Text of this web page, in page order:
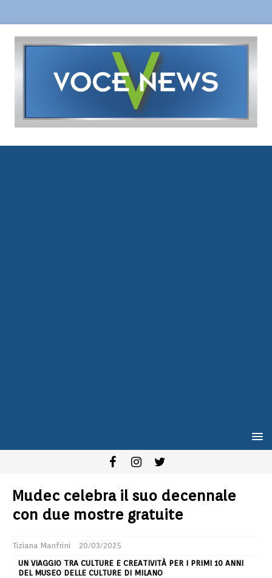
Mudec celebra il suo decennale
con due mostre gratuite
Tiziana Manfrini
20/03/2025
UN VIAGGIO TRA CULTURE E CREATIVITÀ PER I PRIMI 10 ANNI
DEL MUSEO DELLE CULTURE DI MILANO